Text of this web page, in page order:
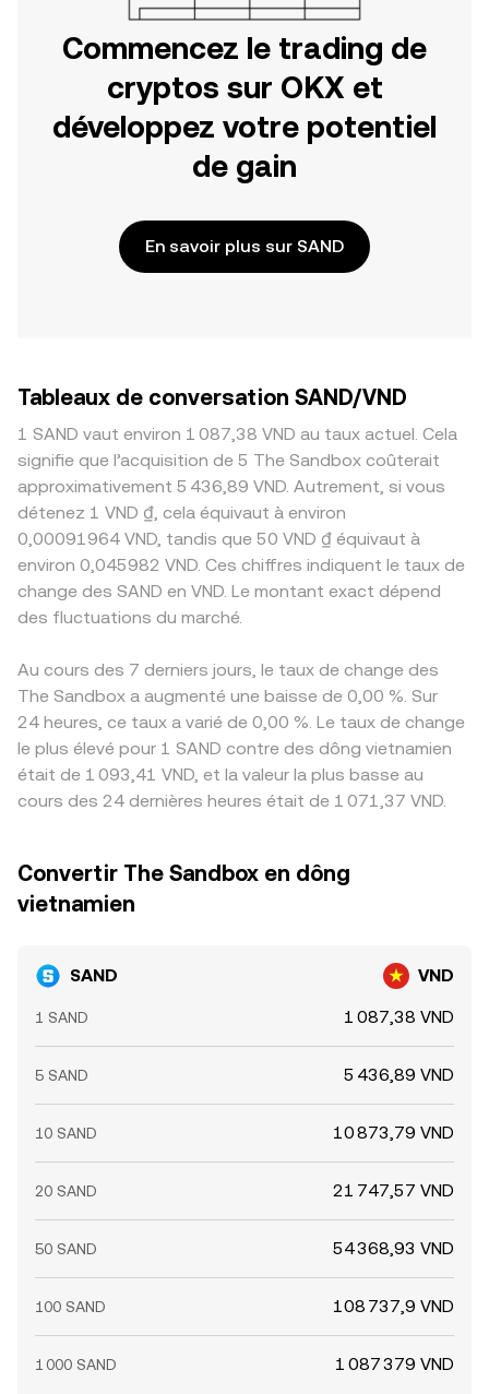
Commencez le trading de
cryptos sur OKX et
développez votre potentiel
de gain
En savoir plus sur SAND
Tableaux de conversation SAND/VND
1 SAND vaut environ 1 087,38 VND au taux actuel. Cela
signifie que l’acquisition de 5 The Sandbox coûterait
approximativement 5 436,89 VND. Autrement, si vous
détenez 1 VND ₫, cela équivaut à environ
0,00091964 VND, tandis que 50 VND ₫ équivaut à
environ 0,045982 VND. Ces chiffres indiquent le taux de
change des SAND en VND. Le montant exact dépend
des fluctuations du marché.
Au cours des 7 derniers jours, le taux de change des
The Sandbox a augmenté une baisse de 0,00 %. Sur
24 heures, ce taux a varié de 0,00 %. Le taux de change
le plus élevé pour 1 SAND contre des dông vietnamien
était de 1 093,41 VND, et la valeur la plus basse au
cours des 24 dernières heures était de 1 071,37 VND.
Convertir The Sandbox en dông
vietnamien
SAND VND
1 SAND 1 087,38 VND
5 SAND 5 436,89 VND
10 SAND 10 873,79 VND
20 SAND 21 747,57 VND
50 SAND 54 368,93 VND
100 SAND 108 737,9 VND
1 000 SAND 1 087 379 VND